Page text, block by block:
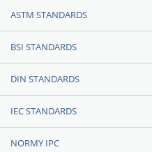
ASTM STANDARDS
BSI STANDARDS
DIN STANDARDS
IEC STANDARDS
NORMY IPC